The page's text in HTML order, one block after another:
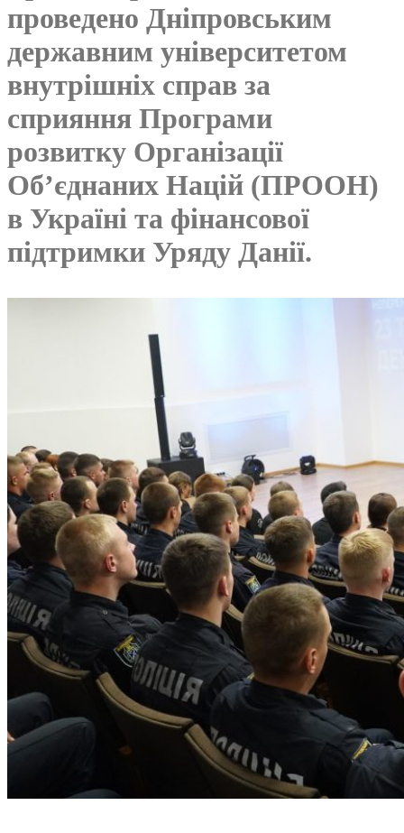
проведено Дніпровським
державним університетом
внутрішніх справ за
сприяння Програми
розвитку Організації
Об’єднаних Націй (ПРООН)
в Україні та фінансової
підтримки Уряду Данії.